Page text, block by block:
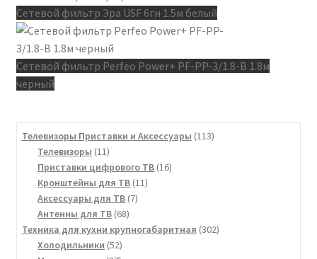
Сетевой фильтр Эра USF 6гн 1.5м белый
Сетевой фильтр Perfeo Power+ PF-PP-3/1.8-B 1.8м
черный
Телевизоры Приставки и Аксессуары 113113
Телевизоры 1111
товаров
Приставки цифрового ТВ 1616
Кронштейны для ТВ 1111
Аксессуары для ТВ 77
Антенны для ТВ 6868
товаров
Техника для кухни крупногабаритная 302302
Холодильники 5252